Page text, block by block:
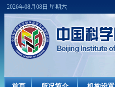
2026年08月08日 星期六